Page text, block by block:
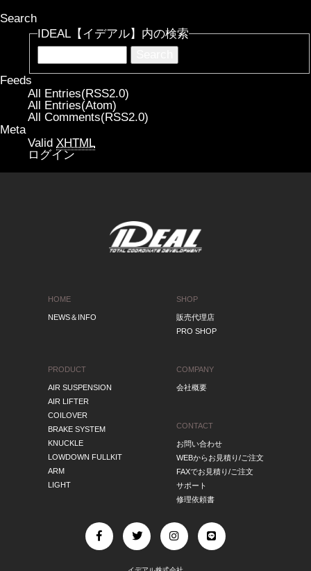
Search
IDEAL【イデアル】内の検索
Feeds
All Entries(RSS2.0)
All Entries(Atom)
All Comments(RSS2.0)
Meta
Valid XHTML
ログイン
HOME
NEWS＆INFO
PRODUCT
AIR SUSPENSION
AIR LIFTER
COILOVER
BRAKE SYSTEM
KNUCKLE
LOWDOWN FULLKIT
ARM
LIGHT
SHOP
販売代理店
PRO SHOP
COMPANY
会社概要
CONTACT
お問い合わせ
WEBからお見積り/ご注文
FAXでお見積り/ご注文
サポート
修理依頼書